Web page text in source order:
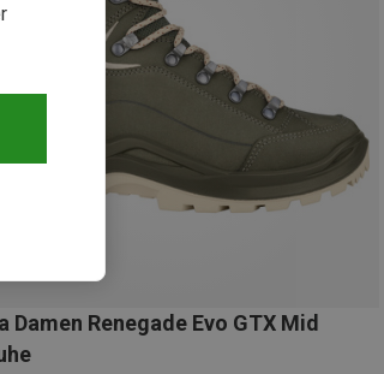
Damen Renegade Evo GTX Mid